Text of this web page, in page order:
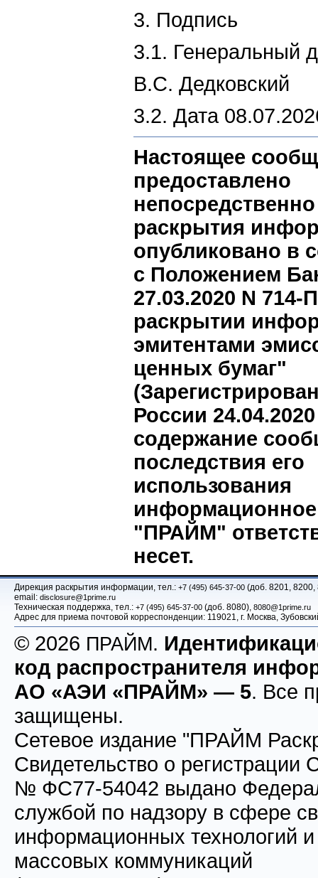
3. Подпись
3.1. Генеральный
В.С. Дедковский
3.2. Дата
Настоящее
предоставлено
раскрытия
опубликовано в
с Положением
27.03.2020 N 714-
раскрытии
эмитентами
ценных бумаг"
России
содержание
последствия его
использования
информационное
"ПРАЙМ"
несет.
Дирекция раскрытия информации, тел.: +7 (495) 645-37-00 (доб. 8201,
email: disclosure@1prime.ru
Техническая поддержка, тел.: +7 (495) 645-37-00 (доб. 8080), 8080@1prime.ru
Адрес для приема почтовой корреспонденции: 119021, г. Москва,
© 2026 ПРАЙМ.
код распространителя
АО «АЭИ «ПРАЙМ» — 5. Все
защищены.
Сетевое издание "ПРАЙМ
Свидетельство о
№ ФС77-54042 выдано
службой по надзору в сфере
информационных технологий и
массовых коммуникаций